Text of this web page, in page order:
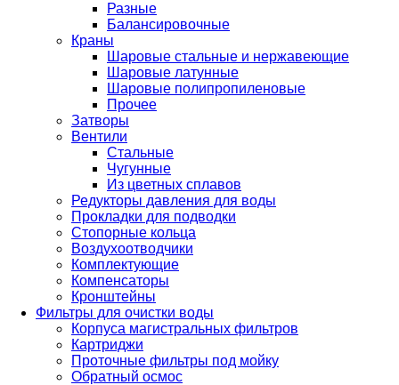
Разные
Балансировочные
Краны
Шаровые стальные и нержавеющие
Шаровые латунные
Шаровые полипропиленовые
Прочее
Затворы
Вентили
Стальные
Чугунные
Из цветных сплавов
Редукторы давления для воды
Прокладки для подводки
Стопорные кольца
Воздухоотводчики
Комплектующие
Компенсаторы
Кронштейны
Фильтры для очистки воды
Корпуса магистральных фильтров
Картриджи
Проточные фильтры под мойку
Обратный осмос